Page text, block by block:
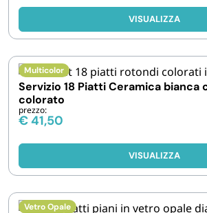
VISUALIZZA
Multicolor
Servizio 18 Piatti Ceramica bianca
colorato
prezzo:
€41,50
VISUALIZZA
Vetro Opale